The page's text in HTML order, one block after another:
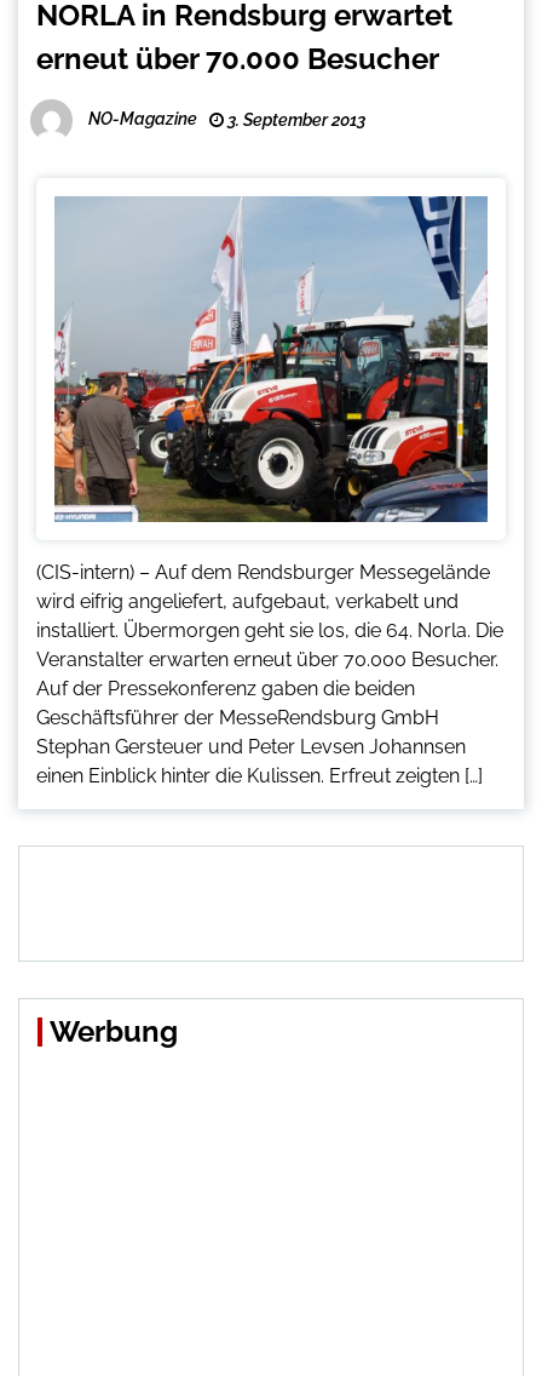
NORLA in Rendsburg erwartet
erneut über 70.000 Besucher
NO-Magazine 3. September 2013
(CIS-intern) – Auf dem Rendsburger Messegelände
wird eifrig angeliefert, aufgebaut, verkabelt und
installiert. Übermorgen geht sie los, die 64. Norla. Die
Veranstalter erwarten erneut über 70.000 Besucher.
Auf der Pressekonferenz gaben die beiden
Geschäftsführer der MesseRendsburg GmbH
Stephan Gersteuer und Peter Levsen Johannsen
einen Einblick hinter die Kulissen. Erfreut zeigten […]
Werbung